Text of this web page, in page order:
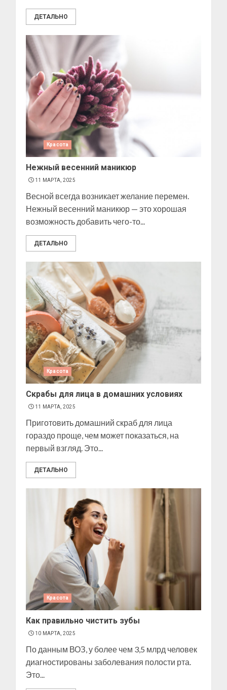
ДЕТАЛЬНО
Красота
Нежный весенний маникюр
11 МАРТА, 2025
Весной всегда возникает желание перемен.
Нежный весенний маникюр — это хорошая
возможность добавить чего-то...
ДЕТАЛЬНО
Красота
Скрабы для лица в домашних условиях
11 МАРТА, 2025
Приготовить домашний скраб для лица
гораздо проще, чем может показаться, на
первый взгляд. Это...
ДЕТАЛЬНО
Красота
Как правильно чистить зубы
10 МАРТА, 2025
По данным ВОЗ, у более чем 3,5 млрд человек
диагностированы заболевания полости рта.
Это...
Позы для фотографий на
улице
10 МАРТА, 2025
3
Как изготовить мыло в
домашних условиях
10 МАРТА, 2025
Как изготовить свечку в